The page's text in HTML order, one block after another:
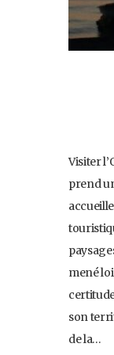
Visiter
prend
mené
son
de la…